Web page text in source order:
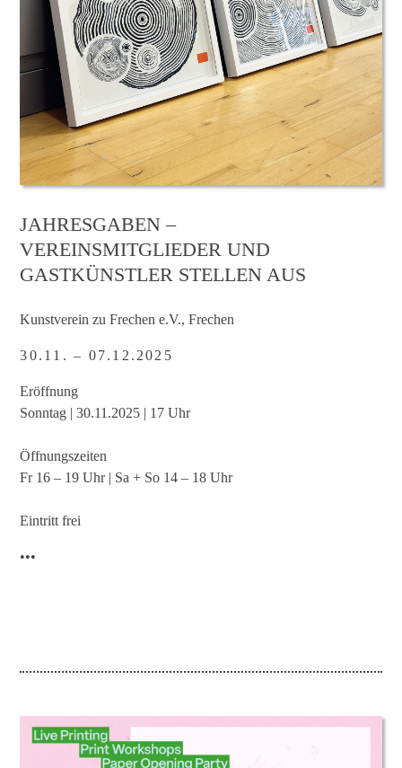
JAHRESGABEN –
VEREINSMITGLIEDER UND
GASTKÜNSTLER STELLEN AUS
Kunstverein zu Frechen e.V., Frechen
30.11. – 07.12.2025
Eröffnung
Sonntag | 30.11.2025 | 17 Uhr
Öffnungszeiten
Fr 16 – 19 Uhr | Sa + So 14 – 18 Uhr
Eintritt frei
•••